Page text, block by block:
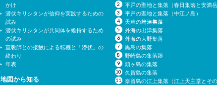
かけ
潜伏キリシタンが信仰を実践するための
試み
潜伏キリシタンが共同体を維持するため
の試み
宣教師との接触による転機と「潜伏」の
終わり
年表
地図から知る
平戸の聖地と集落（春日集落と安満岳
平戸の聖地と集落（中江ノ島）
天草の﨑津集落
外海の出津集落
外海の大野集落
黒島の集落
野崎島の集落跡
頭ヶ島の集落
久賀島の集落
奈留島の江上集落（江上天主堂とそ